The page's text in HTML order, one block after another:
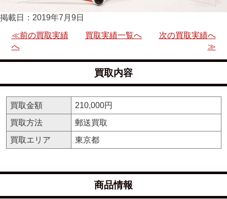
掲載日：2019年7月9日
≪前の買取実績
へ
買取実績一覧へ
次の買取実績へ
≫
買取内容
買取金額
210,000円
買取方法
郵送買取
買取エリア
東京都
商品情報